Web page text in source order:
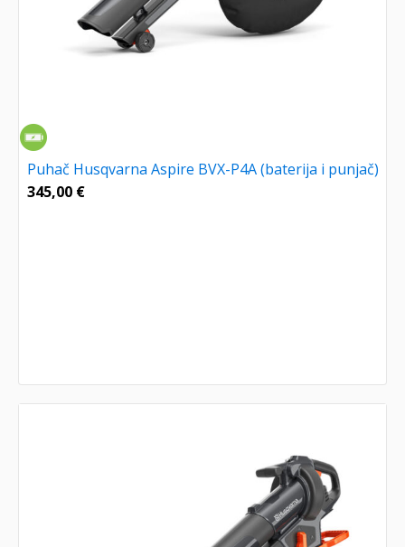
Puhač Husqvarna Aspire BVX-P4A (baterija i punjač)
345,00 €